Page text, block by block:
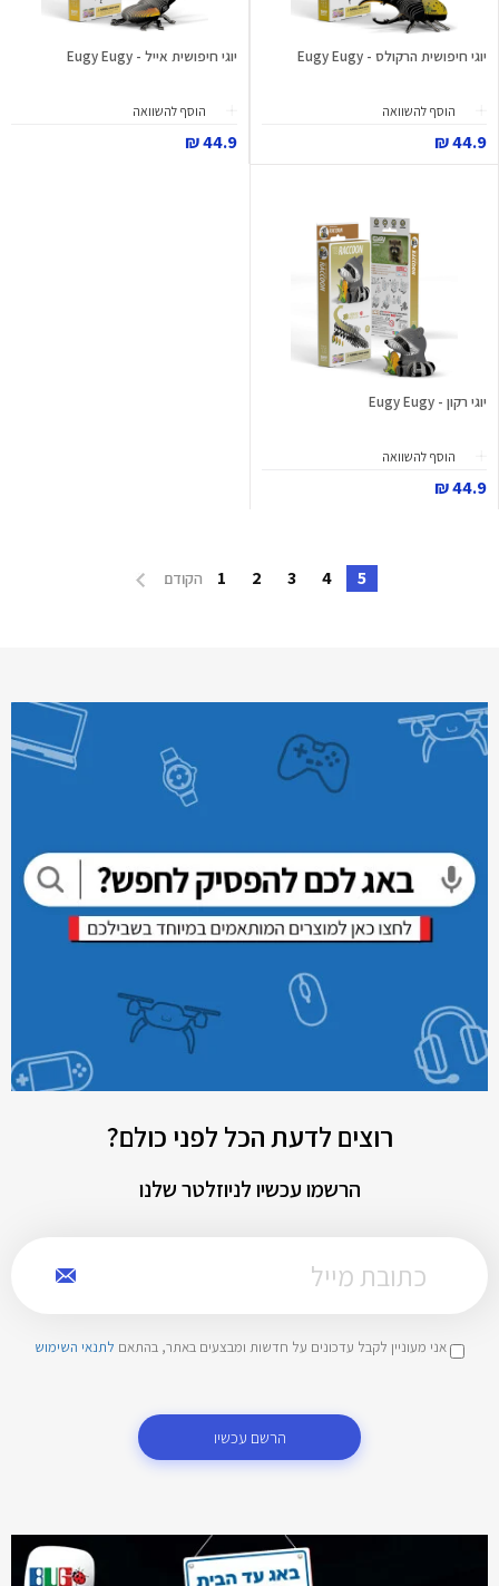
יוגי חיפושית הרקולס - Eugy Eugy
הוסף להשוואה
44.9 ₪
יוגי חיפושית אייל - Eugy Eugy
הוסף להשוואה
44.9 ₪
יוגי רקון - Eugy Eugy
הוסף להשוואה
44.9 ₪
5
4
3
2
1 הקודם
רוצים לדעת הכל לפני כולם?
הרשמו עכשיו לניוזלטר שלנו
אני מעוניין לקבל עדכונים על חדשות ומבצעים באתר, בהתאם לתנאי השימוש
הרשם עכשיו